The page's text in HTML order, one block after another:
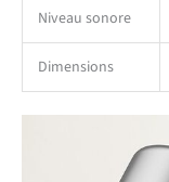
Niveau sonore
Dimensions